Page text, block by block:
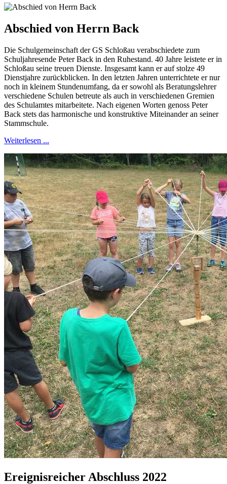
Abschied von Herrn Back
Die Schulgemeinschaft der GS Schloßau verabschiedete zum
Schuljahresende Peter Back in den Ruhestand. 40 Jahre leistete er in
Schloßau seine treuen Dienste. Insgesamt kann er auf stolze 49
Dienstjahre zurückblicken. In den letzten Jahren unterrichtete er nur
noch in kleinem Stundenumfang, da er sowohl als Beratungslehrer
verschiedene Schulen betreute als auch in verschiedenen Gremien
des Schulamtes mitarbeitete. Nach eigenen Worten genoss Peter
Back stets das harmonische und konstruktive Miteinander an seiner
Stammschule.
Weiterlesen ...
Ereignisreicher Abschluss 2022